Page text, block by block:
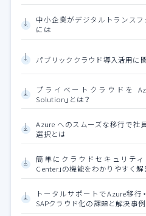
中小企業がデジタルトランス
には
パブリッククラウド導入活用に
プライベートクラウドを
Solution」とは？
Azure へのスムーズな移行で社
選択とは
簡単にクラウドセキュリティ
Center」の機能をわかりやすく解
トータルサポートでAzure移行
SAPクラウド化の課題と解決事例